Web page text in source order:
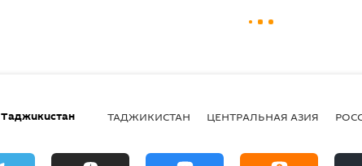
Таджикистан ТАДЖИКИСТАН ЦЕНТРАЛЬНАЯ АЗИЯ